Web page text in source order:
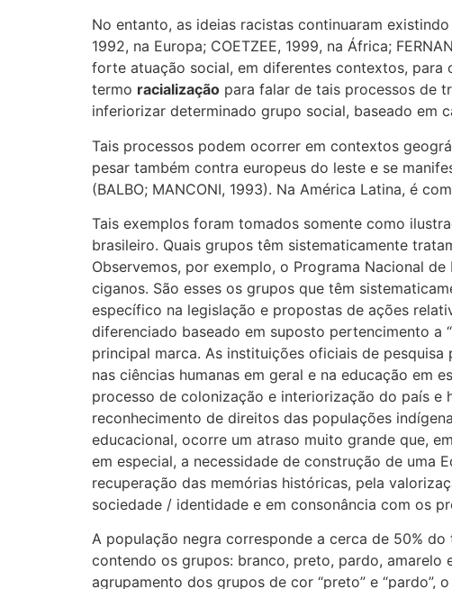
No entanto, as ideias racistas continuaram
1992, na Europa; COETZEE, 1999, na África;
forte atuação social, em diferentes contextos, para
termo racialização para falar de tais processos de
inferiorizar determinado grupo social, baseado em
Tais processos podem ocorrer em contextos
pesar também contra europeus do leste e se
(BALBO; MANCONI, 1993). Na América Latina, é
Tais exemplos foram tomados somente como
brasileiro. Quais grupos têm sistematicamente
Observemos, por exemplo, o Programa Nacional
ciganos. São esses os grupos que têm
específico na legislação e propostas de ações
diferenciado baseado em suposto pertencimento a
principal marca. As instituições oficiais de
nas ciências humanas em geral e na educação em
processo de colonização e interiorização do país e
reconhecimento de direitos das populações
educacional, ocorre um atraso muito grande que,
em especial, a necessidade de construção de uma
recuperação das memórias históricas, pela
sociedade / identidade e em consonância com os
A população negra corresponde a cerca de 50%
contendo os grupos: branco, preto, pardo, amarelo
agrupamento dos grupos de cor “preto” e